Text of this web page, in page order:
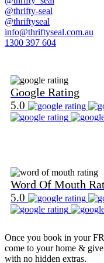
@thrifty-seal
@thriftyseal
info@thriftyseal.com.au
1300 397 604
Google Rating
5.0
Word Of Mouth
5.0
Once you book in your
come to your home &
with no hidden extras.